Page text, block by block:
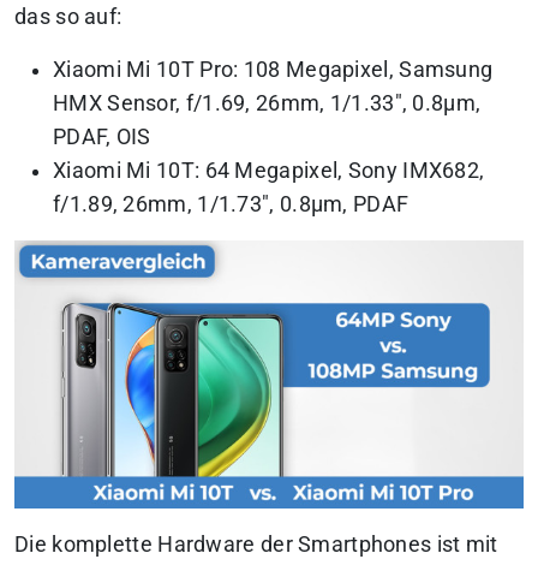
das so auf:
Xiaomi Mi 10T Pro: 108 Megapixel, Samsung
HMX Sensor, f/1.69, 26mm, 1/1.33″, 0.8µm,
PDAF, OIS
Xiaomi Mi 10T: 64 Megapixel, Sony IMX682,
f/1.89, 26mm, 1/1.73″, 0.8µm, PDAF
Die komplette Hardware der Smartphones ist mit